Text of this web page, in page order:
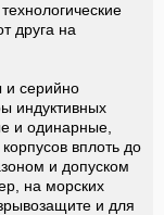
друга на
и серийно
индуктивных
и одинарные,
вплоть до
и допуском
на морских
и для